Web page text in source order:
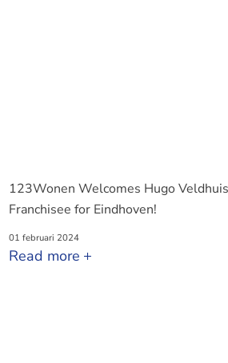
123Wonen Welcomes Hugo
Franchisee for Eindhoven!
01 februari 2024
Read more